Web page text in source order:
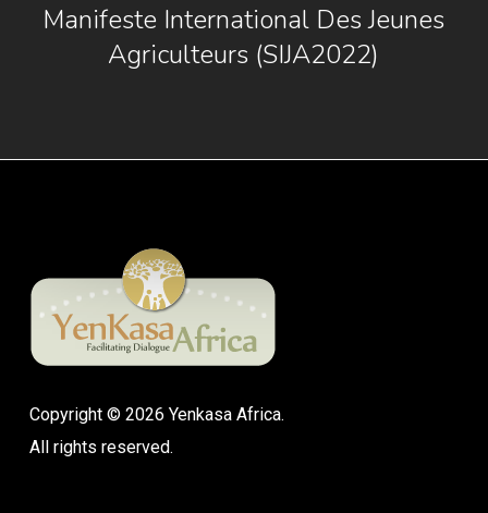
Manifeste International Des Jeunes
Agriculteurs (SIJA2022)
Copyright © 2026 Yenkasa Africa.
All rights reserved.